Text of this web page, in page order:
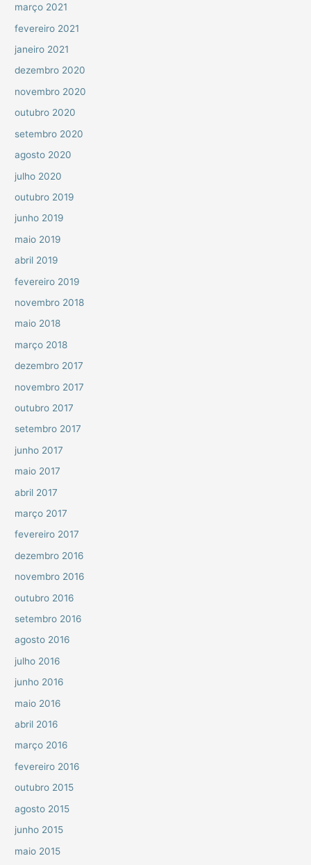
março 2021
fevereiro 2021
janeiro 2021
dezembro 2020
novembro 2020
outubro 2020
setembro 2020
agosto 2020
julho 2020
outubro 2019
junho 2019
maio 2019
abril 2019
fevereiro 2019
novembro 2018
maio 2018
março 2018
dezembro 2017
novembro 2017
outubro 2017
setembro 2017
junho 2017
maio 2017
abril 2017
março 2017
fevereiro 2017
dezembro 2016
novembro 2016
outubro 2016
setembro 2016
agosto 2016
julho 2016
junho 2016
maio 2016
abril 2016
março 2016
fevereiro 2016
outubro 2015
agosto 2015
junho 2015
maio 2015